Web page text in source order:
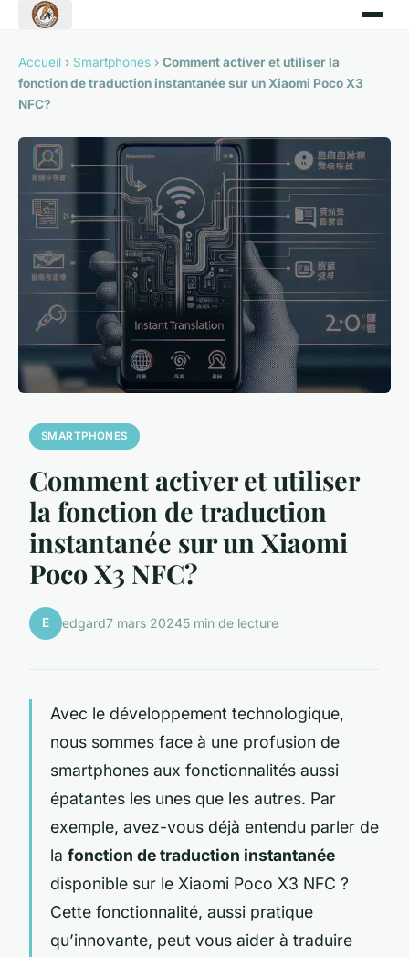
Accueil › Smartphones › Comment activer et utiliser la
fonction de traduction instantanée sur un Xiaomi Poco X3
NFC?
SMARTPHONES
Comment activer et utiliser
la fonction de traduction
instantanée sur un Xiaomi
Poco X3 NFC?
E edgard7 mars 20245 min de lecture
Avec le développement technologique,
nous sommes face à une profusion de
smartphones aux fonctionnalités aussi
épatantes les unes que les autres. Par
exemple, avez-vous déjà entendu parler de
la fonction de traduction instantanée
disponible sur le Xiaomi Poco X3 NFC ?
Cette fonctionnalité, aussi pratique
qu’innovante, peut vous aider à traduire